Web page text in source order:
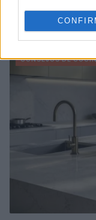
Recetas
María Vázquez · 9 Ago
CONSEJOS DE